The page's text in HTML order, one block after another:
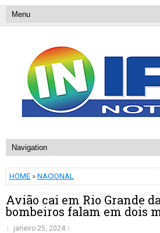
HOME » NACIONAL
Avião cai em Rio Grande
bombeiros falam em dois
janeiro 25, 2024